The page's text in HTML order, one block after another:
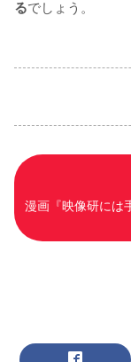
るでしょう。
漫画『映像研には